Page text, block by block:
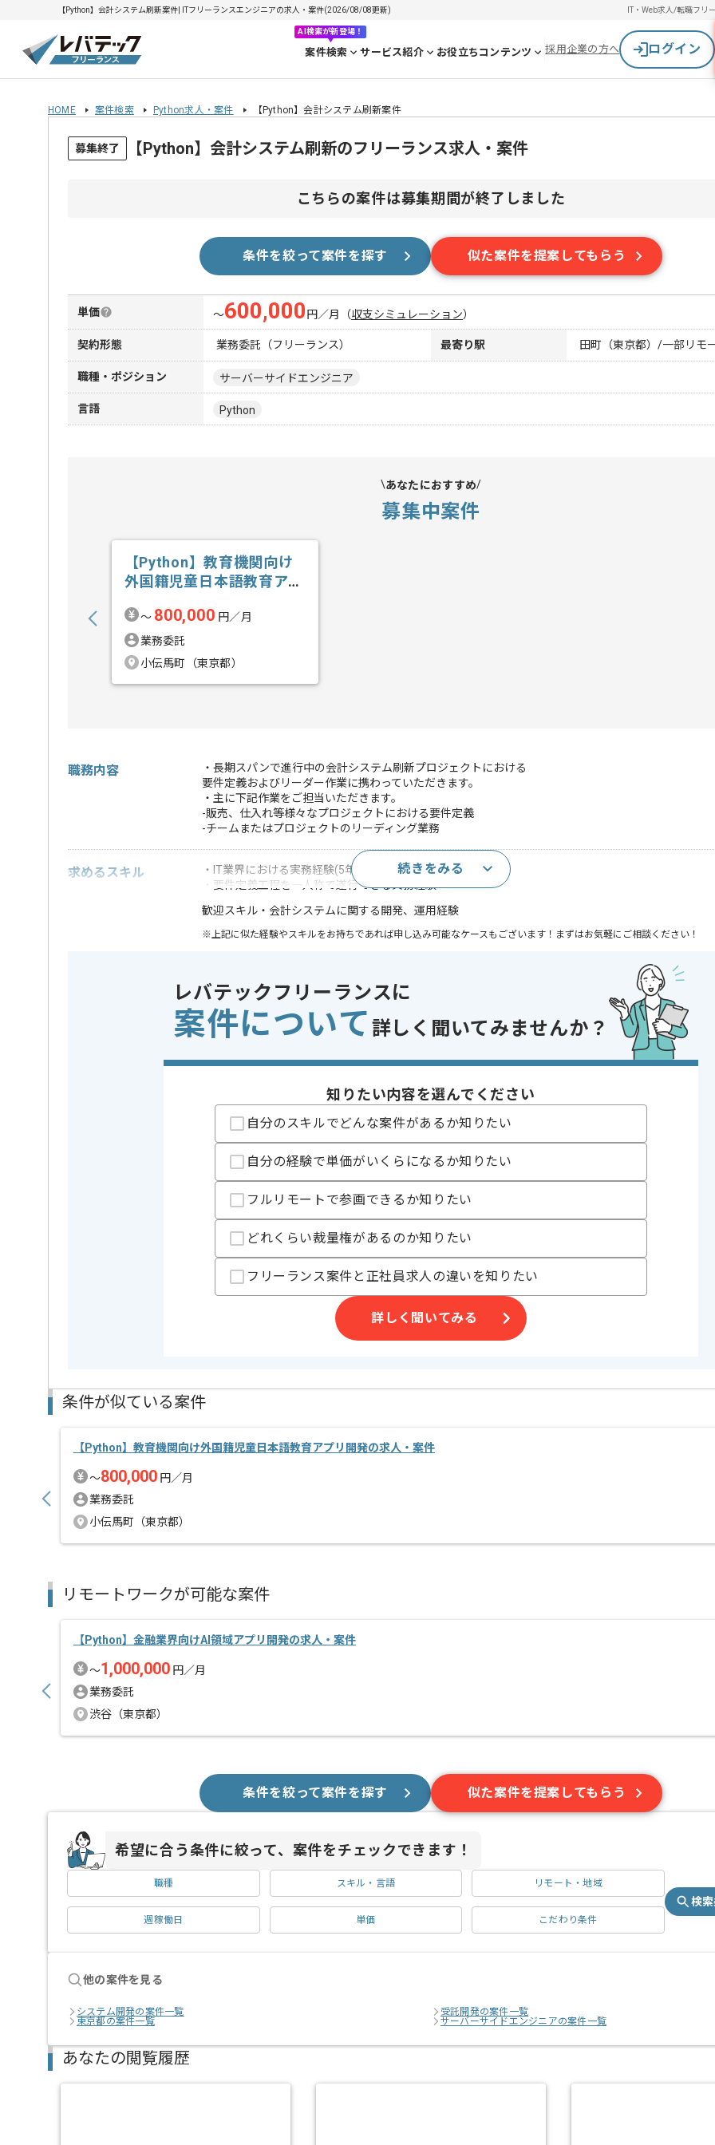
【Python】会計システム刷新案件| ITフリーランスエンジニアの求人・案件(2026/08/08更新) IT・Web求人/転職フリ
AI検索が新登場！
案件検索 サービス紹介 お役立ちコンテンツ 採用企業の方へ ログイン
HOME 案件検索 Python求人・案件 【Python】会計システム刷新案件
募集終了 【Python】会計システム刷新のフリーランス求人・案件
こちらの案件は募集期間が終了しました
条件を絞って案件を探す 似た案件を提案してもらう
単価 〜600,000 円／月 （収支シミュレーション）
契約形態 業務委託（フリーランス） 最寄り駅 田町（東京都）/一部リモ
職種・ポジション サーバーサイドエンジニア
言語 Python
あなたにおすすめ
募集中案件
【Python】教育機関向け
外国籍児童日本語教育アプ
〜 800,000 円／月
業務委託
小伝馬町（東京都）
職務内容
・長期スパンで進行中の会計システム刷新プロジェクトにおける
要件定義およびリーダー作業に携わっていただきます。
・主に下記作業をご担当いただきます。
-販売、仕入れ等様々なプロジェクトにおける要件定義
-チームまたはプロジェクトのリーディング業務
求めるスキル
・IT業界における実務経験(5年以上)
・要件定義工程を一人称で遂行できる実務経験
歓迎スキル ・会計システムに関する開発、運用経験
※上記に似た経験やスキルをお持ちであれば申し込み可能なケースもございます！まずはお気軽にご相談ください！
特徴
20代活躍中 , 30代活躍中 , 40代活躍中 , 長期プロジェクト , リーダー経験を活かす ,
, 新技術に積極的
SES事業、人材紹介事業を展開している企業でございます。
今回は会計システム刷新案件に携わっていただきます。
要件定義経験を活かしたい方にお勧めです。
基本的には一部リモートでの作業を見込んでおります。
続きをみる
レバテックフリーランスに
案件について 詳しく聞いてみませんか？
知りたい内容を選んでください
自分のスキルでどんな案件があるか知りたい
自分の経験で単価がいくらになるか知りたい
フルリモートで参画できるか知りたい
どれくらい裁量権があるのか知りたい
フリーランス案件と正社員求人の違いを知りたい
詳しく聞いてみる
条件が似ている案件
【Python】教育機関向け外国籍児童日本語教育アプリ開発の求人・案件
〜800,000 円／月
業務委託
小伝馬町（東京都）
リモートワークが可能な案件
【Python】金融業界向けAI領域アプリ開発の求人・案件
〜1,000,000 円／月
業務委託
渋谷（東京都）
条件を絞って案件を探す 似た案件を提案してもらう
希望に合う条件に絞って、案件をチェックできます！
職種 スキル・言語 リモート・地域
週稼働日 単価 こだわり条件
検
他の案件を見る
システム開発の案件一覧
受託開発の案件一覧
東京都の案件一覧
サーバーサイドエンジニアの案件一覧
あなたの閲覧履歴